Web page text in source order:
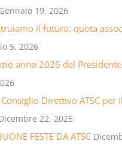
Gennaio 19, 2026
il futuro: quota
5, 2026
anno 2026 del Presidente
Direttivo ATSC per
22, 2025
FESTE DA ATSC